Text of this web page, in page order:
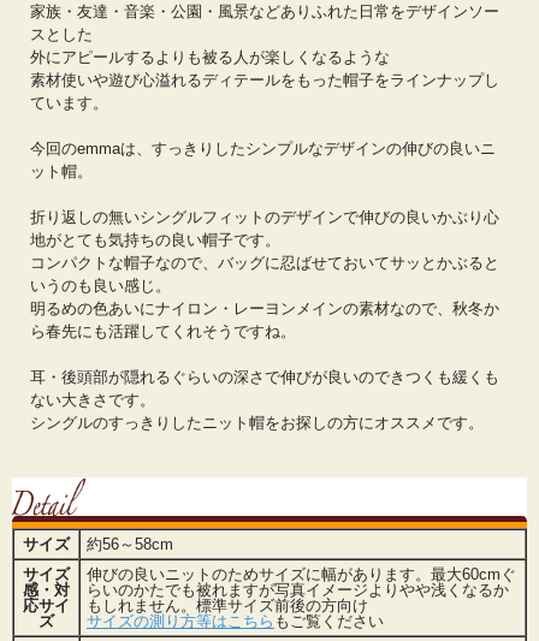
家族・友達・音楽・公園・風景などありふれた日常をデザインソー
スとした
外にアピールするよりも被る人が楽しくなるような
素材使いや遊び心溢れるディテールをもった帽子をラインナップし
ています。
今回のemmaは、すっきりしたシンプルなデザインの伸びの良いニ
ット帽。
折り返しの無いシングルフィットのデザインで伸びの良いかぶり心
地がとても気持ちの良い帽子です。
コンパクトな帽子なので、バッグに忍ばせておいてサッとかぶると
いうのも良い感じ。
明るめの色あいにナイロン・レーヨンメインの素材なので、秋冬か
ら春先にも活躍してくれそうですね。
耳・後頭部が隠れるぐらいの深さで伸びが良いのできつくも緩くも
ない大きさです。
シングルのすっきりしたニット帽をお探しの方にオススメです。
サイズ
約56～58cm
サイズ
感・対
応サイ
ズ
伸びの良いニットのためサイズに幅があります。最大60cmぐ
らいのかたでも被れますが写真イメージよりやや浅くなるか
もしれません。標準サイズ前後の方向け
サイズの測り方等はこちら もご覧ください